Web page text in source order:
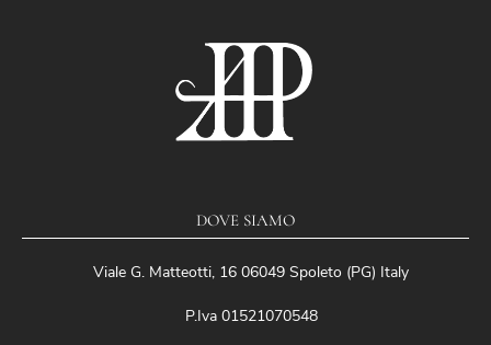
DOVE SIAMO
Viale G. Matteotti, 16 06049 Spoleto (PG) Italy
P.Iva 01521070548